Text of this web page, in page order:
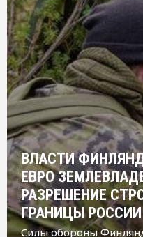
ВЛАСТИ
ЕВРО
РАЗРЕШЕНИЕ
ГРАНИЦЫ РОССИИ
Силы обороны